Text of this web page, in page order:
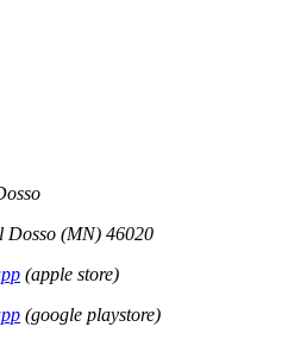
Dosso (MN) 46020
(apple store)
(google playstore)